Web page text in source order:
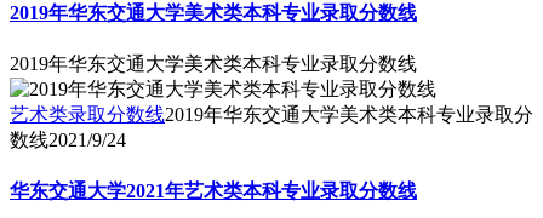
2019年华东交通大学美术类本科专业录取分数线
2019年华东交通大学美术类本科专业录取分数线
艺术类录取分数线2019年华东交通大学美术类本科专业录取分
数线2021/9/24
华东交通大学2021年艺术类本科专业录取分数线